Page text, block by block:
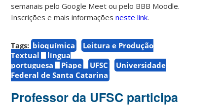
semanais pelo Google Meet ou pelo BBB Moodle.
Inscrições e mais informaçõesneste link.
Tags: bioquímica
Leitura e Produção
Textual
língua
portuguesa
Piape UFSC
Universidade
Federal de Santa Catarina
Professor da UFSC participa